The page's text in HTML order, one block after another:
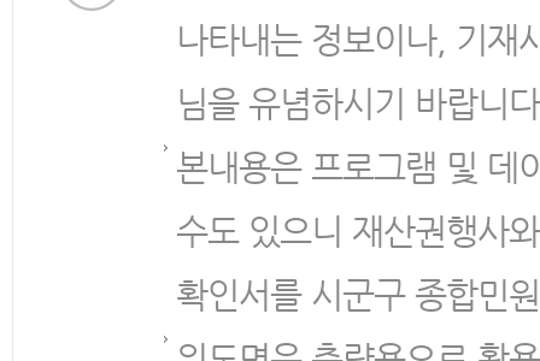
나타내는 정보이나, 기재
님을 유념하시기 바랍니
본내용은 프로그램 및 데
수도 있으니 재산권행사
확인서를 시군구 종합민